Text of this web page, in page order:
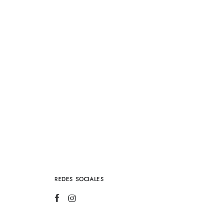
REDES SOCIALES